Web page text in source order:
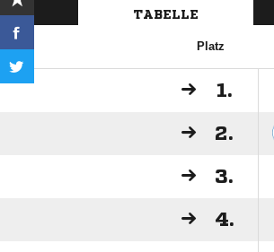
TABELLE
Platz
1.
2.
3.
4.